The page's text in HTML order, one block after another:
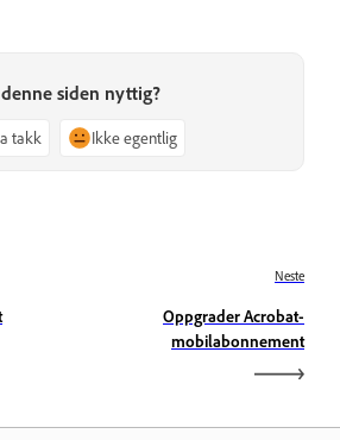
siden nyttig?
takk Ikke egentlig
Neste
Oppgrader Acrobat-
mobilabonnement